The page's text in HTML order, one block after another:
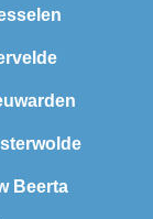
Beerta